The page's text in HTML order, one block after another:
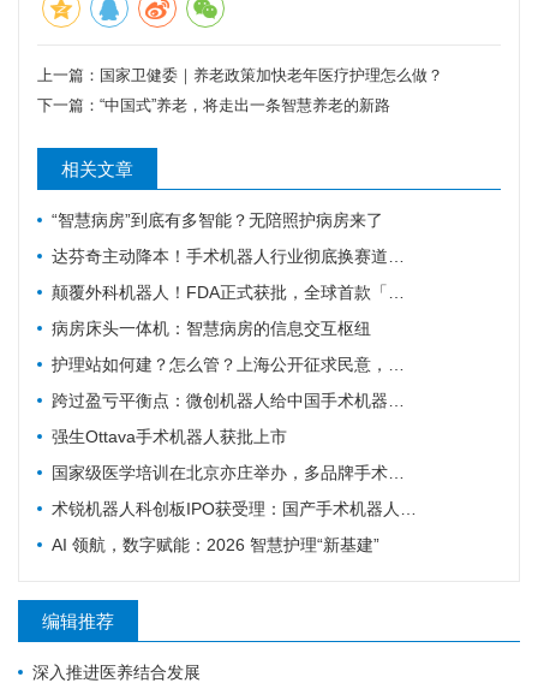
上一篇： 国家卫健委｜养老政策加快老年医疗护理怎么做？
下一篇： “中国式”养老，将走出一条智慧养老的新路
相关文章
“智慧病房”到底有多智能？无陪照护病房来了
达芬奇主动降本！手术机器人行业彻底换赛道，国产替代迎关键变局
颠覆外科机器人！FDA正式获批，全球首款「三模合一」手术机器人诞生
病房床头一体机：智慧病房的信息交互枢纽
护理站如何建？怎么管？上海公开征求民意，重点聚焦社区护理规范化
跨过盈亏平衡点：微创机器人给中国手术机器人行业带来的三个信号
强生Ottava手术机器人获批上市
国家级医学培训在北京亦庄举办，多品牌手术机器人首次集中现场实操
术锐机器人科创板IPO获受理：国产手术机器人"四小龙"冲刺资本市场的背后
AI 领航，数字赋能：2026 智慧护理“新基建”
编辑推荐
深入推进医养结合发展